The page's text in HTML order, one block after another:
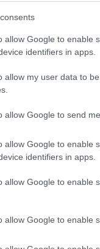
allow Google to enable
identifiers in apps.
allow my user data to
allow Google to send
allow Google to enable
identifiers in apps.
allow Google to enable
allow Google to enable
fakad, hogy
figyelni. Ha
energia- és
minden
ereje